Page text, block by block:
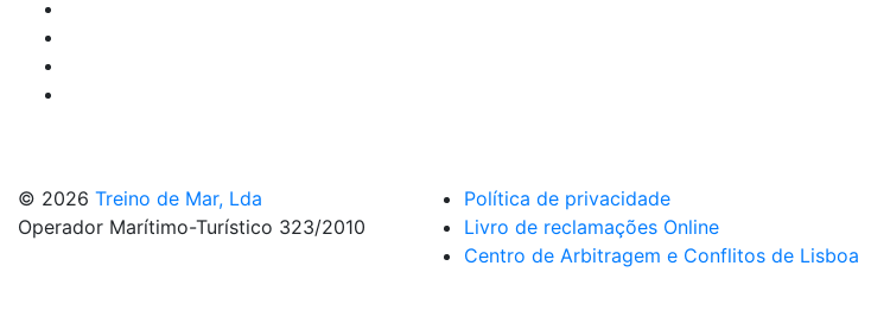
© 2026 Treino de Mar, Lda
Operador Marítimo-Turístico 323/2010
Política de privacidade
Livro de reclamações Online
Centro de Arbitragem e Conflitos de Lisboa